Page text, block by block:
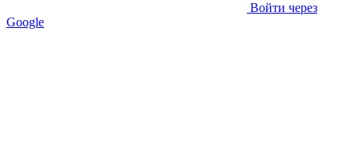
Войти через
Google